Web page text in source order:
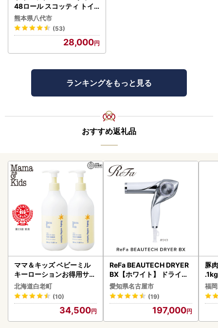
48ロール スコッティ トイ
レット
熊本県八代市
(53)
28,000
ランキングをもっと見る
おすすめ返礼品
ママ＆キッズ ベビーミル
キーローションお得用サイ
ズ 380ml 2本セット CH21
0
北海道白老町
(10)
34,500
ReFa BEAUTECH DRYER
BX【ホワイト】 ドライヤ
ー 美容 家電 ドライヤー リ
ファ
愛知県名古屋市
(19)
197,000
豚
福